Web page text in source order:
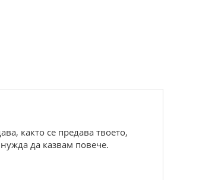
както се предава твоето,
да казвам повече.